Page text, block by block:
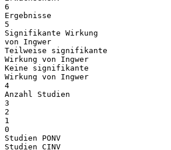
6
Ergebnisse
5
Signifikante Wirkung
von Ingwer
Teilweise signifikante
Wirkung von Ingwer
Keine signifikante
Wirkung von Ingwer
4
Anzahl Studien
3
2
1
0
Studien PONV
Studien CINV